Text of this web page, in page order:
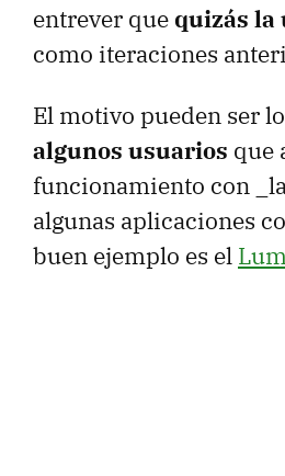
entrever quequizás la
como iteraciones
El motivo pueden ser
algunos usuarios que
funcionamiento con
algunas aplicaciones
buen ejemplo es el